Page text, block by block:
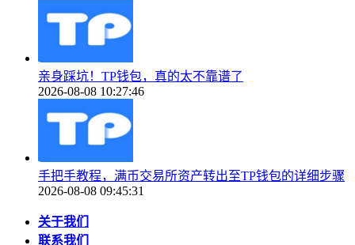
亲身踩坑！TP钱包，真的太不靠谱了
2026-08-08 10:27:46
手把手教程，满币交易所资产转出至TP钱包的详细步骤
2026-08-08 09:45:31
关于我们
联系我们